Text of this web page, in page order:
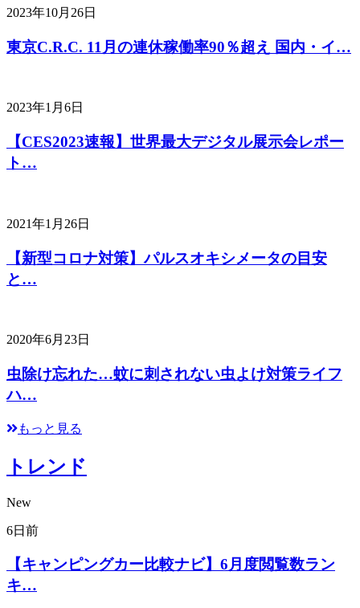
2023年10月26日
東京C.R.C. 11月の連休稼働率90％超え 国内・イ…
2023年1月6日
【CES2023速報】世界最大デジタル展示会レポー
ト…
2021年1月26日
【新型コロナ対策】パルスオキシメータの目安
と…
2020年6月23日
虫除け忘れた…蚊に刺されない虫よけ対策ライフ
ハ…
もっと見る
トレンド
New
6日前
【キャンピングカー比較ナビ】6月度閲覧数ラン
キ…